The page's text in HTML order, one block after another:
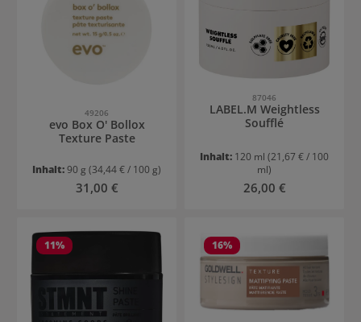
49206
evo Box O' Bollox
Texture Paste
Inhalt:90 g (34,44 € / 100 g)
Regulärer Preis:
31,00 €
87046
LABEL.M Weightless
Soufflé
Inhalt: 120 ml (21,67 € / 100
ml)
Regulärer Preis:
26,00 €
11% 16%